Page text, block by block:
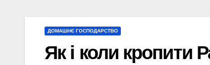
ДОМАШНЄ ГОСПОДАРСТВО
Як і коли кропити